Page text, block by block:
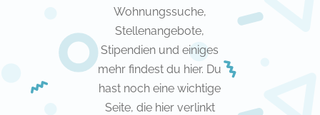
Wohnungssuche,
Stellenangebote,
Stipendien und einiges
mehr findest du hier. Du
hast noch eine wichtige
Seite, die hier verlinkt